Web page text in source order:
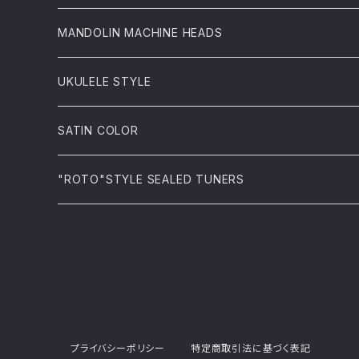
MANDOLIN MACHINE HEADS
UKULELE STYLE
SATIN COLOR
"ROTO"STYLE SEALED TUNERS
プライバシーポリシー 特定商取引法に基づく表記